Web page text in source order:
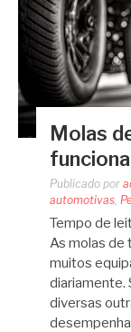
Molas
Publicado por
automotivas
Tempo de
As molas de
muitos
diariamente.
diversas